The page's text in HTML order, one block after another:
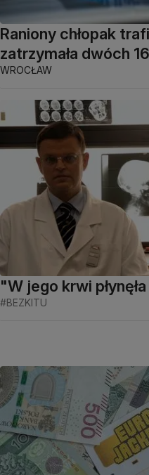
Raniony chłopak
zatrzymała dwóch
WROCŁAW
"W jego krwi
#BEZKITU